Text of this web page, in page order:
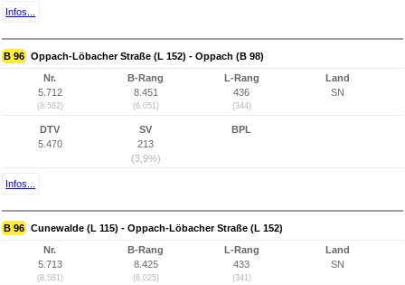
Infos...
B 96 Oppach-Löbacher Straße (L 152) - Oppach (B 98)
Nr.
5.712
(8.582)
B-Rang
8.451
(6.051)
L-Rang
436
(344)
Land
SN
DTV
5.470
SV
213
(3,9%)
BPL
Infos...
B 96 Cunewalde (L 115) - Oppach-Löbacher Straße (L 152)
Nr.
5.713
(8.581)
B-Rang
8.425
(6.025)
L-Rang
433
(341)
Land
SN